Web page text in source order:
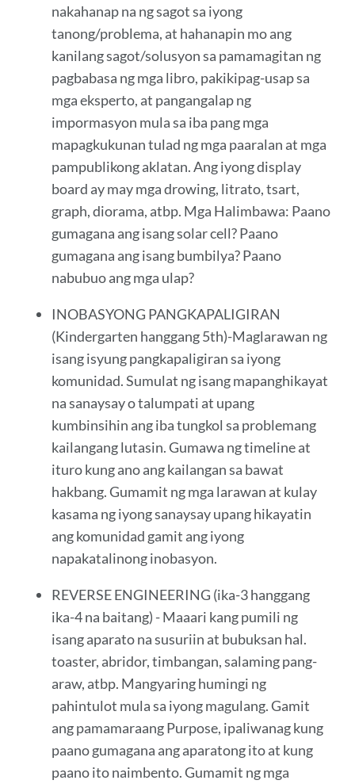
nakahanap na ng sagot sa iyong
tanong/problema, at hahanapin mo ang
kanilang sagot/solusyon sa pamamagitan ng
pagbabasa ng mga libro, pakikipag-usap sa
mga eksperto, at pangangalap ng
impormasyon mula sa iba pang mga
mapagkukunan tulad ng mga paaralan at mga
pampublikong aklatan. Ang iyong display
board ay may mga drowing, litrato, tsart,
graph, diorama, atbp. Mga Halimbawa: Paano
gumagana ang isang solar cell? Paano
gumagana ang isang bumbilya? Paano
nabubuo ang mga ulap?
INOBASYONG PANGKAPALIGIRAN
(Kindergarten hanggang 5th)-Maglarawan ng
isang isyung pangkapaligiran sa iyong
komunidad. Sumulat ng isang mapanghikayat
na sanaysay o talumpati at upang
kumbinsihin ang iba tungkol sa problemang
kailangang lutasin. Gumawa ng timeline at
ituro kung ano ang kailangan sa bawat
hakbang. Gumamit ng mga larawan at kulay
kasama ng iyong sanaysay upang hikayatin
ang komunidad gamit ang iyong
napakatalinong inobasyon.
REVERSE ENGINEERING (ika-3 hanggang
ika-4 na baitang) - Maaari kang pumili ng
isang aparato na susuriin at bubuksan hal.
toaster, abridor, timbangan, salaming pang-
araw, atbp. Mangyaring humingi ng
pahintulot mula sa iyong magulang. Gamit
ang pamamaraang Purpose, ipaliwanag kung
paano gumagana ang aparatong ito at kung
paano ito naimbento. Gumamit ng mga